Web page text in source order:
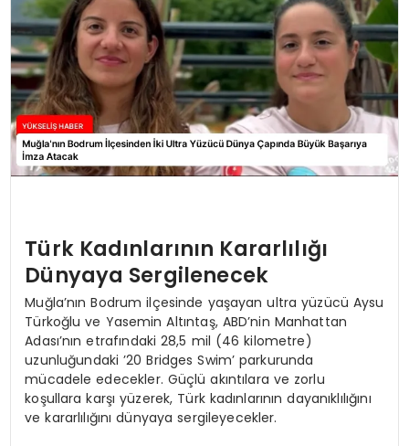
Türk Kadınlarının Kararlılığı
Dünyaya Sergilenecek
Muğla’nın Bodrum ilçesinde yaşayan ultra yüzücü Aysu
Türkoğlu ve Yasemin Altıntaş, ABD’nin Manhattan
Adası’nın etrafındaki 28,5 mil (46 kilometre)
uzunluğundaki ’20 Bridges Swim’ parkurunda
mücadele edecekler. Güçlü akıntılara ve zorlu
koşullara karşı yüzerek, Türk kadınlarının dayanıklılığını
ve kararlılığını dünyaya sergileyecekler.